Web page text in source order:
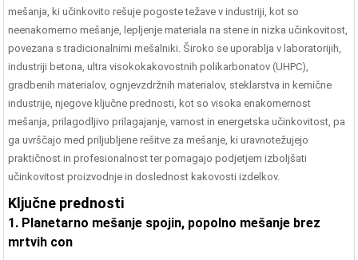
mešanja, ki učinkovito rešuje pogoste težave v industriji, kot so
neenakomerno mešanje, lepljenje materiala na stene in nizka učinkovitost,
povezana s tradicionalnimi mešalniki. Široko se uporablja v laboratorijih,
industriji betona, ultra visokokakovostnih polikarbonatov (UHPC),
gradbenih materialov, ognjevzdržnih materialov, steklarstva in kemične
industrije, njegove ključne prednosti, kot so visoka enakomernost
mešanja, prilagodljivo prilagajanje, varnost in energetska učinkovitost, pa
ga uvrščajo med priljubljene rešitve za mešanje, ki uravnotežujejo
praktičnost in profesionalnost ter pomagajo podjetjem izboljšati
učinkovitost proizvodnje in doslednost kakovosti izdelkov.
Ključne prednosti
1. Planetarno mešanje spojin, popolno mešanje brez
mrtvih con
60m³/h Betonarna Za
Beton | 1000 ...